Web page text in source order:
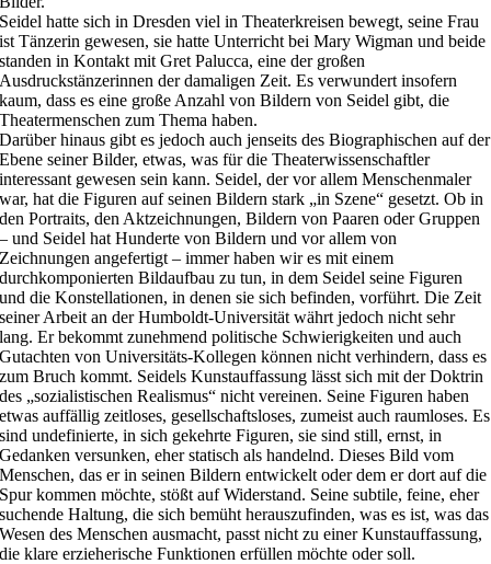
Seidel hatte sich in Dresden viel in Theaterkreisen bewegt, seine Frau
ist Tänzerin gewesen, sie hatte Unterricht bei Mary Wigman und beide
standen in Kontakt mit Gret Palucca, eine der großen
Ausdruckstänzerinnen der damaligen Zeit. Es verwundert insofern
kaum, dass es eine große Anzahl von Bildern von Seidel gibt, die
Theatermenschen zum Thema haben.
Darüber hinaus gibt es jedoch auch jenseits des Biographischen auf der
Ebene seiner Bilder, etwas, was für die Theaterwissenschaftler
interessant gewesen sein kann. Seidel, der vor allem Menschenmaler
war, hat die Figuren auf seinen Bildern stark „in Szene“ gesetzt. Ob in
den Portraits, den Aktzeichnungen, Bildern von Paaren oder Gruppen
– und Seidel hat Hunderte von Bildern und vor allem von
Zeichnungen angefertigt – immer haben wir es mit einem
durchkomponierten Bildaufbau zu tun, in dem Seidel seine Figuren
und die Konstellationen, in denen sie sich befinden, vorführt. Die Zeit
seiner Arbeit an der Humboldt-Universität währt jedoch nicht sehr
lang. Er bekommt zunehmend politische Schwierigkeiten und auch
Gutachten von Universitäts-Kollegen können nicht verhindern, dass es
zum Bruch kommt. Seidels Kunstauffassung lässt sich mit der Doktrin
des „sozialistischen Realismus“ nicht vereinen. Seine Figuren haben
etwas auffällig zeitloses, gesellschaftsloses, zumeist auch raumloses. Es
sind undefinierte, in sich gekehrte Figuren, sie sind still, ernst, in
Gedanken versunken, eher statisch als handelnd. Dieses Bild vom
Menschen, das er in seinen Bildern entwickelt oder dem er dort auf die
Spur kommen möchte, stößt auf Widerstand. Seine subtile, feine, eher
suchende Haltung, die sich bemüht herauszufinden, was es ist, was das
Wesen des Menschen ausmacht, passt nicht zu einer Kunstauffassung,
die klare erzieherische Funktionen erfüllen möchte oder soll.